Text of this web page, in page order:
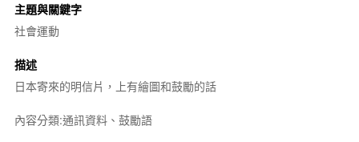
主題與關鍵字
社會運動
描述
日本寄來的明信片，上有繪圖和鼓勵的話
內容分類:通訊資料、鼓勵語